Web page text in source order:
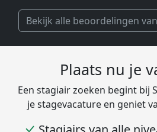
Harald, Head of
VION Food Netherlands
Plaats nu je
Een stagiair zoeken begint bij